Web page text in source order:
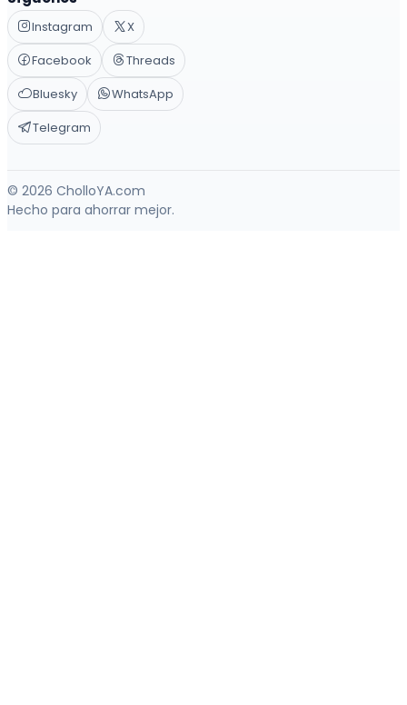
Instagram
X
Facebook
Threads
Bluesky
WhatsApp
Telegram
© 2026 CholloYA.com
Hecho para ahorrar mejor.